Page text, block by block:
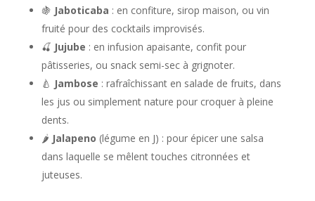
🍇 Jaboticaba : en confiture, sirop maison, ou vin
fruité pour des cocktails improvisés.
🍒 Jujube : en infusion apaisante, confit pour
pâtisseries, ou snack semi-sec à grignoter.
🍐 Jambose : rafraîchissant en salade de fruits, dans
les jus ou simplement nature pour croquer à pleine
dents.
🌶️ Jalapeno (légume en J) : pour épicer une salsa
dans laquelle se mêlent touches citronnées et
juteuses.